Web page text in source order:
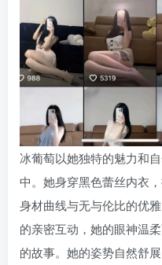
冰葡萄以她独特的魅力和
中。她身穿黑色蕾丝内衣
身材曲线与无与伦比的优
的亲密互动，她的眼神温
的故事。她的姿势自然舒